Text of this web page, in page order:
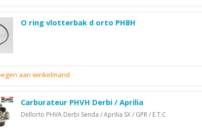
O ring vlotterbak d orto PHBH
aan winkelmand
Carburateur PHVH Derbi / Aprilia
Dellorto PHVA Derbi Senda / Aprilia SX / GPR / E.T.C